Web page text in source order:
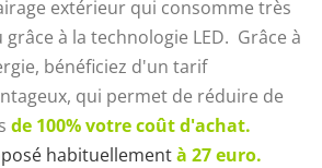
extérieur qui consomme très
grâce à la technologie LED. Grâce à
bénéficiez d'un tarif
qui permet de réduire de
de 100% votre coût d'achat.
habituellementà 27 euro.